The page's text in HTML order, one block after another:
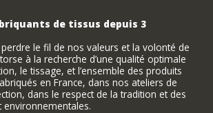
de tissus depuis 3
le fil de nos valeurs et la volonté de
à la recherche d’une qualité optimale
le tissage, et l’ensemble des produits
en France, dans nos ateliers de
dans le respect de la tradition et des